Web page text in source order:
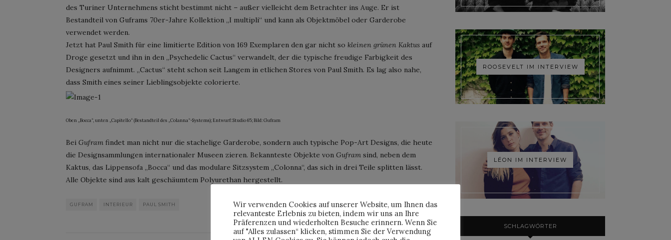
des Turiner Unternehmens sticht bestimmt nicht – außer vielleicht dem Betrachter ins Auge. Er ist
Bestandteil von Guframs 70er-Jahre Kollektion „I multipli“ und kann als Objektmöbel oder Garderobe
verwendet werden.
Jetzt hat Paul Smith für eine limitierte Edition von 169 Exemplaren den gar nicht so kleinen grünen Kaktus auf
Droge gesetzt und ihn in den „Psychedelic Cactus“ verwandelt, der die typische freudige Farbigkeit des
Designers aufnimmt. „Cactus“ steht schon seit Langem in etlichen Stores von Paul Smith. Es lag also nahe,
dass Smith eines seiner Lieblingsobjekte colorierte.
Oben „Bocca“, unten „Capitello“ (Bestandteil des „Colanna“-Systems); Entwurf: Studio 65; Bild: Gufram
Bei Gufram findet man nicht nur die stachelige Garderobe, sondern auch typische Pop-Art Designs, die heute
die Designsammlungen internationaler Museen zieren. Bekannteste Objekte von Gufram sind, neben dem
Kaktus, das Lippensofa „Bocca“ und das modulare Sitzsystem „Colonna“, das sich in drei Teile splitten lässt.
Alle Objekte sind aus kalt geschäumtem Polyurethan hergestellt.
GUFRAM INTERIEUR PAUL SMITH
ROOSEVELT IM INTERVIEW
LÉON IM INTERVIEW
SCHLAGWÖRTER
Wir verwenden Cookies auf unserer Website, um Ihnen das
relevanteste Erlebnis zu bieten, indem wir uns an Ihre
Präferenzen und wiederholten Besuche erinnern. Wenn Sie
auf "Alles zulassen“ klicken, stimmen Sie der Verwendung